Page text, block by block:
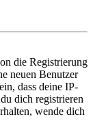
die Registrierung
neuen Benutzer
dass deine IP-
dich registrieren
wende dich